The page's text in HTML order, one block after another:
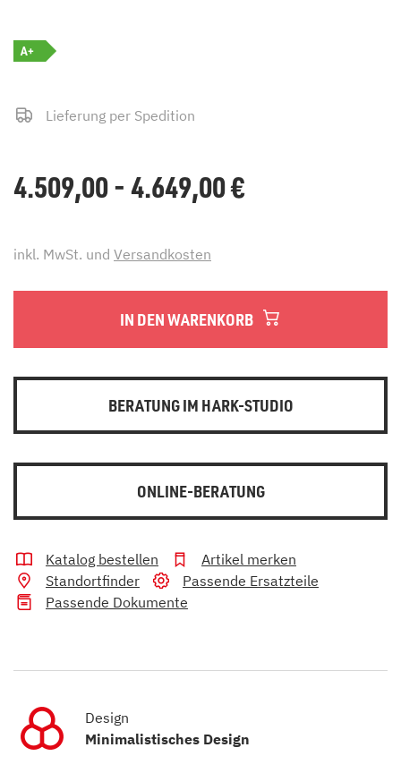
A+
Lieferung per Spedition
4.509,00 - 4.649,00€
inkl. MwSt. und Versandkosten
IN DEN WARENKORB
BERATUNG IM HARK-STUDIO
ONLINE-BERATUNG
Katalog bestellen
Artikel merken
Standortfinder
Passende Ersatzteile
Passende Dokumente
Design
Minimalistisches Design